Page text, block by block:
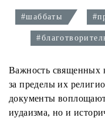
#шаббаты
Важность священных
за пределы их
документы
иудаизма, но и